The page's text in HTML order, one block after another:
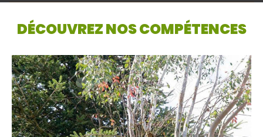
DÉCOUVREZ NOS COMPÉTENCES